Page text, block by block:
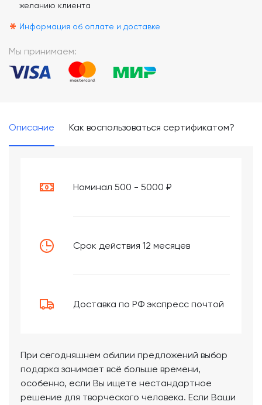
желанию клиента
* Информация об оплате и доставке
Мы принимаем:
Описание Как воспользоваться сертификатом?
Номинал 500 - 5000 ₽
Срок действия 12 месяцев
Доставка по РФ экспресс почтой
При сегодняшнем обилии предложений выбор
подарка занимает всё больше времени,
особенно, если Вы ищете нестандартное
решение для творческого человека. Если Ваши